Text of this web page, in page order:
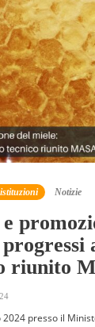
Notizie
riunito
presso il